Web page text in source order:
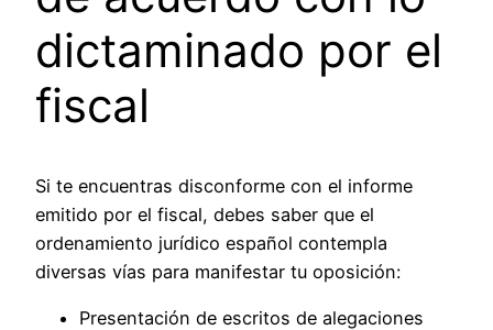
dictaminado por el
fiscal
Si te encuentras disconforme con el informe
emitido por el fiscal, debes saber que el
ordenamiento jurídico español contempla
diversas vías para manifestar tu oposición:
Presentación de escritos de alegaciones